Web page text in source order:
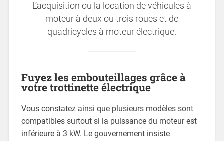
L’acquisition ou la location de véhicules à
moteur à deux ou trois roues et de
quadricycles à moteur électrique.
Fuyez les embouteillages grâce à
votre trottinette électrique
Vous constatez ainsi que plusieurs modèles sont
compatibles surtout si la puissance du moteur est
inférieure à 3 kW. Le gouvernement insiste